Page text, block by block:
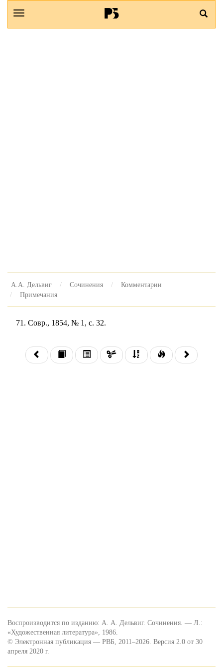
А.А. Дельвиг Сочинения
Комментарии
Примечания
71. Совр., 1854, № 1, с. 32.
Воспроизводится по изданию: А. А. Дельвиг. Сочинения. — Л.:
«Художественная литература», 1986.
© Электронная публикация — РВБ, 2011–2026. Версия 2.0 от 30
апреля 2020 г.